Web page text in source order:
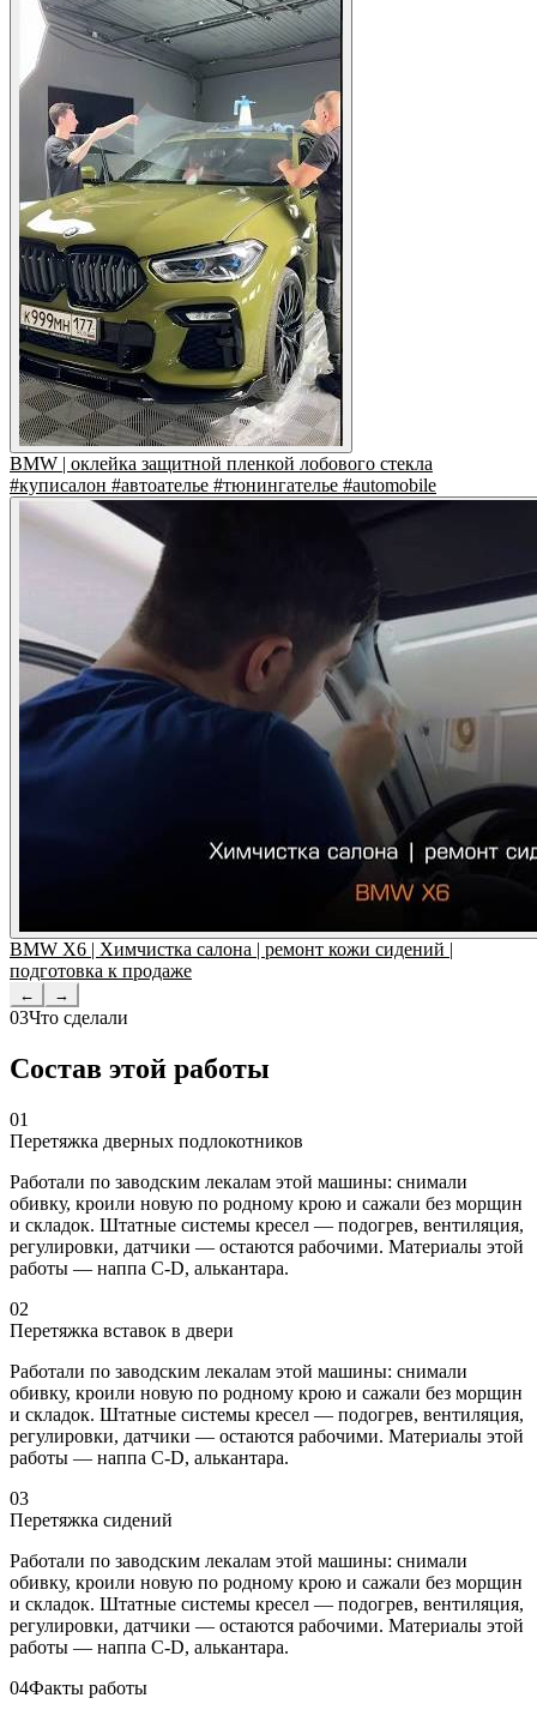
BMW | оклейка защитной пленкой лобового стекла
#куписалон #автоателье #тюнингателье #automobile
BMW X6 | Химчистка салона | ремонт кожи сидений |
подготовка к продаже
← →
03Что сделали
Состав этой работы
01
Перетяжка дверных подлокотников
Работали по заводским лекалам этой машины: снимали
обивку, кроили новую по родному крою и сажали без морщин
и складок. Штатные системы кресел — подогрев, вентиляция,
регулировки, датчики — остаются рабочими. Материалы этой
работы — наппа C-D, алькантара.
02
Перетяжка вставок в двери
Работали по заводским лекалам этой машины: снимали
обивку, кроили новую по родному крою и сажали без морщин
и складок. Штатные системы кресел — подогрев, вентиляция,
регулировки, датчики — остаются рабочими. Материалы этой
работы — наппа C-D, алькантара.
03
Перетяжка сидений
Работали по заводским лекалам этой машины: снимали
обивку, кроили новую по родному крою и сажали без морщин
и складок. Штатные системы кресел — подогрев, вентиляция,
регулировки, датчики — остаются рабочими. Материалы этой
работы — наппа C-D, алькантара.
04Факты работы